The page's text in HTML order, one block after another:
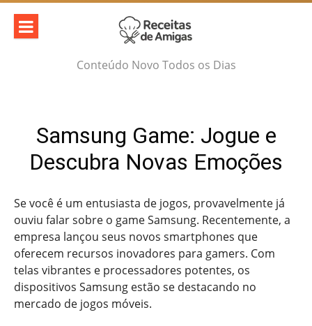
Skip
content
Conteúdo Novo Todos os Dias
Samsung Game: Jogue e
Descubra Novas Emoções
Se você é um entusiasta de jogos, provavelmente já
ouviu falar sobre o game Samsung. Recentemente, a
empresa lançou seus novos smartphones que
oferecem recursos inovadores para gamers. Com
telas vibrantes e processadores potentes, os
dispositivos Samsung estão se destacando no
mercado de jogos móveis.